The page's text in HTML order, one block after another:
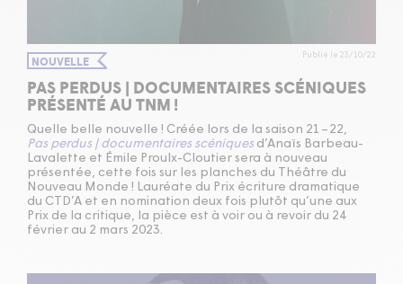
NOUVELLE Publié le 23/10/22
PAS PERDUS | DOCUMENTAIRES SCÉNIQUES
PRÉSENTÉ AU TNM !
Quelle belle nouvelle ! Créée lors de la saison 21 – 22,
Pas perdus | documentaires scéniques d’Anaïs Barbeau-
Lavalette et Émile Proulx-Cloutier sera à nouveau
présentée, cette fois sur les planches du Théâtre du
Nouveau Monde ! Lauréate du Prix écriture dramatique
du CTD’A et en nomination deux fois plutôt qu’une aux
Prix de la critique, la pièce est à voir ou à revoir du 24
février au 2 mars 2023.